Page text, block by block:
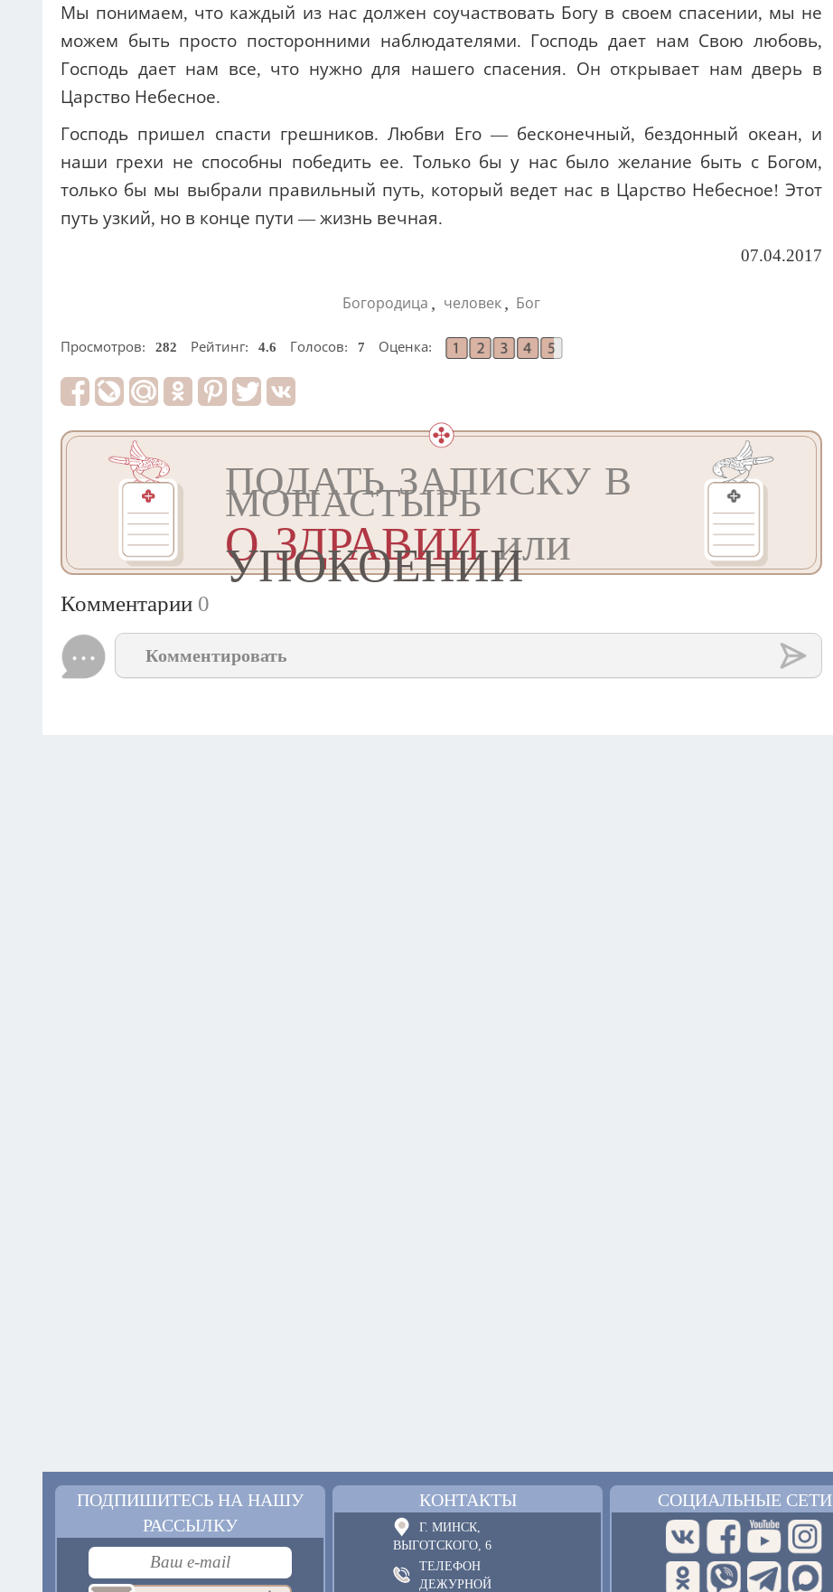
Мы понимаем, что каждый из нас должен соучаствовать Богу в своем спасении, мы не
можем быть просто посторонними наблюдателями. Господь дает нам Свою любовь,
Господь дает нам все, что нужно для нашего спасения. Он открывает нам дверь в
Царство Небесное.
Господь пришел спасти грешников. Любви Его — бесконечный, бездонный океан, и
наши грехи не способны победить ее. Только бы у нас было желание быть с Богом,
только бы мы выбрали правильный путь, который ведет нас в Царство Небесное! Этот
путь узкий, но в конце пути — жизнь вечная.
07.04.2017
Богородица , человек , Бог
Просмотров: 282 Рейтинг: 4.6 Голосов: 7 Оценка:
ПОДАТЬ ЗАПИСКУ В
МОНАСТЫРЬ
О ЗДРАВИИили
УПОКОЕНИИ
Комментарии 0
Комментировать
ПОДПИШИТЕСЬ НА НАШУ
РАССЫЛКУ
КОНТАКТЫ
Г. МИНСК,
ВЫГОТСКОГО, 6
ТЕЛЕФОН
ДЕЖУРНОЙ
СОЦИАЛЬНЫЕ СЕТИ